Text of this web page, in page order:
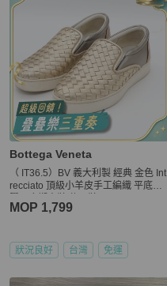
Bottega Veneta
（ IT36.5）BV 義大利製 經典 金色 Int
recciato 頂級小羊皮手工編織 平底橡
MOP 1,799
狀況良好 台灣 免運